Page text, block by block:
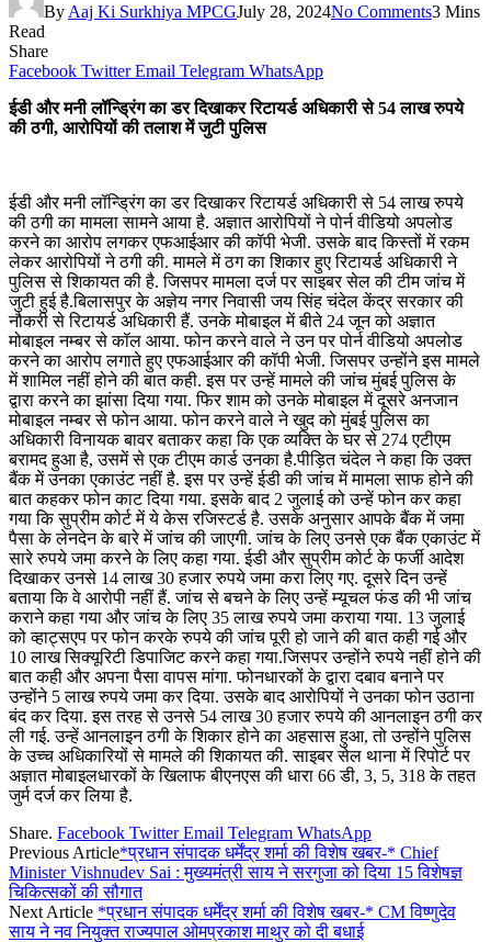
By Aaj Ki Surkhiya MPCGJuly 28, 2024No Comments3 Mins
Read
Share
Facebook Twitter Email Telegram WhatsApp
ईडी और मनी लॉन्ड्रिंग का डर दिखाकर रिटायर्ड अधिकारी से 54 लाख रुपये
की ठगी, आरोपियों की तलाश में जुटी पुलिस
ईडी और मनी लॉन्ड्रिंग का डर दिखाकर रिटायर्ड अधिकारी से 54 लाख रुपये
की ठगी का मामला सामने आया है. अज्ञात आरोपियों ने पोर्न वीडियो अपलोड
करने का आरोप लगकर एफआईआर की कॉपी भेजी. उसके बाद किस्तों में रकम
लेकर आरोपियों ने ठगी की. मामले में ठग का शिकार हुए रिटायर्ड अधिकारी ने
पुलिस से शिकायत की है. जिसपर मामला दर्ज पर साइबर सेल की टीम जांच में
जुटी हुई है.बिलासपुर के अज्ञेय नगर निवासी जय सिंह चंदेल केंद्र सरकार की
नौकरी से रिटायर्ड अधिकारी हैं. उनके मोबाइल में बीते 24 जून को अज्ञात
मोबाइल नम्बर से कॉल आया. फोन करने वाले ने उन पर पोर्न वीडियो अपलोड
करने का आरोप लगाते हुए एफआईआर की कॉपी भेजी. जिसपर उन्होंने इस मामले
में शामिल नहीं होने की बात कही. इस पर उन्हें मामले की जांच मुंबई पुलिस के
द्वारा करने का झांसा दिया गया. फिर शाम को उनके मोबाइल में दूसरे अनजान
मोबाइल नम्बर से फोन आया. फोन करने वाले ने खुद को मुंबई पुलिस का
अधिकारी विनायक बावर बताकर कहा कि एक व्यक्ति के घर से 274 एटीएम
बरामद हुआ है, उसमें से एक टीएम कार्ड उनका है.पीड़ित चंदेल ने कहा कि उक्त
बैंक में उनका एकाउंट नहीं है. इस पर उन्हें ईडी की जांच में मामला साफ होने की
बात कहकर फोन काट दिया गया. इसके बाद 2 जुलाई को उन्हें फोन कर कहा
गया कि सुप्रीम कोर्ट में ये केस रजिस्टर्ड है. उसके अनुसार आपके बैंक में जमा
पैसा के लेनदेन के बारे में जांच की जाएगी. जांच के लिए उनसे एक बैंक एकाउंट में
सारे रुपये जमा करने के लिए कहा गया. ईडी और सुप्रीम कोर्ट के फर्जी आदेश
दिखाकर उनसे 14 लाख 30 हजार रुपये जमा करा लिए गए. दूसरे दिन उन्हें
बताया कि वे आरोपी नहीं हैं. जांच से बचने के लिए उन्हें म्यूचल फंड की भी जांच
कराने कहा गया और जांच के लिए 35 लाख रुपये जमा कराया गया. 13 जुलाई
को व्हाट्सएप पर फोन करके रुपये की जांच पूरी हो जाने की बात कही गई और
10 लाख सिक्यूरिटी डिपाजिट करने कहा गया.जिसपर उन्होंने रुपये नहीं होने की
बात कही और अपना पैसा वापस मांगा. फोनधारकों के द्वारा दबाव बनाने पर
उन्होंने 5 लाख रुपये जमा कर दिया. उसके बाद आरोपियों ने उनका फोन उठाना
बंद कर दिया. इस तरह से उनसे 54 लाख 30 हजार रुपये की आनलाइन ठगी कर
ली गई. उन्हें आनलाइन ठगी के शिकार होने का अहसास हुआ, तो उन्होंने पुलिस
के उच्च अधिकारियों से मामले की शिकायत की. साइबर सेल थाना में रिपोर्ट पर
अज्ञात मोबाइलधारकों के खिलाफ बीएनएस की धारा 66 डी, 3, 5, 318 के तहत
जुर्म दर्ज कर लिया है.
Share. Facebook Twitter Email Telegram WhatsApp
Previous Article*प्रधान संपादक धर्मेंद्र शर्मा की विशेष खबर-* Chief
Minister Vishnudev Sai : मुख्यमंत्री साय ने सरगुजा को दिया 15 विशेषज्ञ
चिकित्सकों की सौगात
Next Article *प्रधान संपादक धर्मेंद्र शर्मा की विशेष खबर-* CM विष्णुदेव
साय ने नव नियुक्त राज्यपाल ओमप्रकाश माथुर को दी बधाई